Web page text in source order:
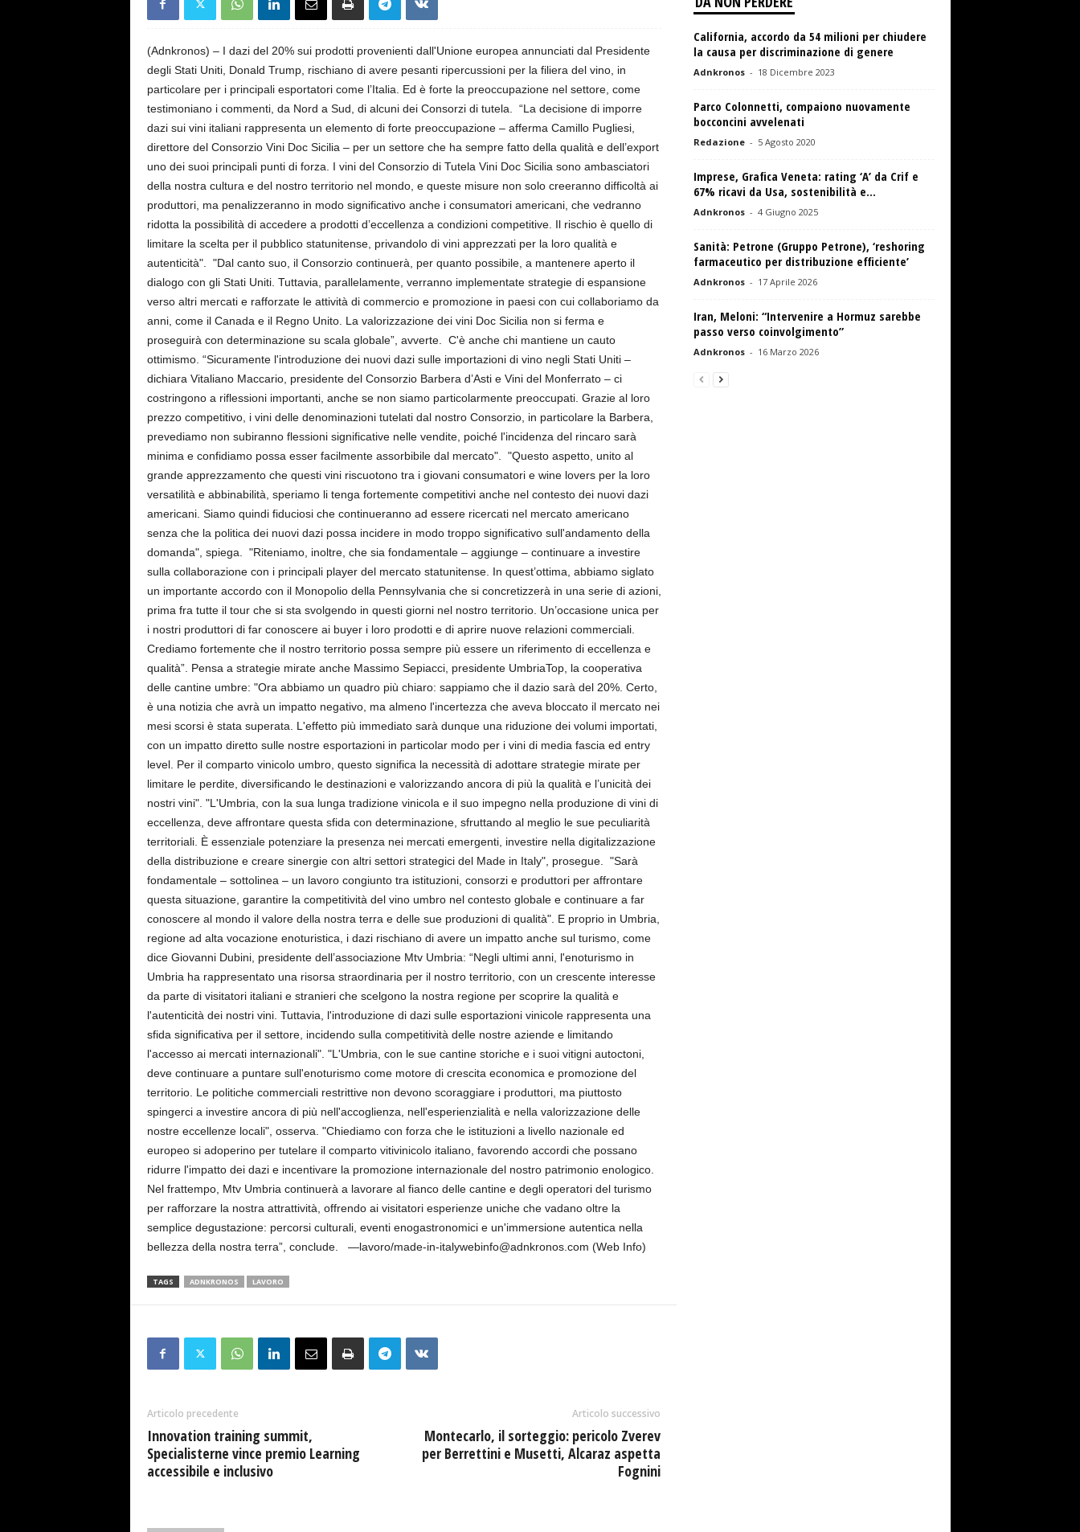
(Adnkronos) – I dazi del 20% sui prodotti provenienti dall'Unione europea annunciati dal Presidente
degli Stati Uniti, Donald Trump, rischiano di avere pesanti ripercussioni per la filiera del vino, in
particolare per i principali esportatori come l’Italia. Ed è forte la preoccupazione nel settore, come
testimoniano i commenti, da Nord a Sud, di alcuni dei Consorzi di tutela. “La decisione di imporre
dazi sui vini italiani rappresenta un elemento di forte preoccupazione – afferma Camillo Pugliesi,
direttore del Consorzio Vini Doc Sicilia – per un settore che ha sempre fatto della qualità e dell’export
uno dei suoi principali punti di forza. I vini del Consorzio di Tutela Vini Doc Sicilia sono ambasciatori
della nostra cultura e del nostro territorio nel mondo, e queste misure non solo creeranno difficoltà ai
produttori, ma penalizzeranno in modo significativo anche i consumatori americani, che vedranno
ridotta la possibilità di accedere a prodotti d’eccellenza a condizioni competitive. Il rischio è quello di
limitare la scelta per il pubblico statunitense, privandolo di vini apprezzati per la loro qualità e
autenticità". "Dal canto suo, il Consorzio continuerà, per quanto possibile, a mantenere aperto il
dialogo con gli Stati Uniti. Tuttavia, parallelamente, verranno implementate strategie di espansione
verso altri mercati e rafforzate le attività di commercio e promozione in paesi con cui collaboriamo da
anni, come il Canada e il Regno Unito. La valorizzazione dei vini Doc Sicilia non si ferma e
proseguirà con determinazione su scala globale”, avverte. C'è anche chi mantiene un cauto
ottimismo. “Sicuramente l'introduzione dei nuovi dazi sulle importazioni di vino negli Stati Uniti –
dichiara Vitaliano Maccario, presidente del Consorzio Barbera d’Asti e Vini del Monferrato – ci
costringono a riflessioni importanti, anche se non siamo particolarmente preoccupati. Grazie al loro
prezzo competitivo, i vini delle denominazioni tutelati dal nostro Consorzio, in particolare la Barbera,
prevediamo non subiranno flessioni significative nelle vendite, poiché l'incidenza del rincaro sarà
minima e confidiamo possa esser facilmente assorbibile dal mercato". "Questo aspetto, unito al
grande apprezzamento che questi vini riscuotono tra i giovani consumatori e wine lovers per la loro
versatilità e abbinabilità, speriamo li tenga fortemente competitivi anche nel contesto dei nuovi dazi
americani. Siamo quindi fiduciosi che continueranno ad essere ricercati nel mercato americano
senza che la politica dei nuovi dazi possa incidere in modo troppo significativo sull'andamento della
domanda", spiega. "Riteniamo, inoltre, che sia fondamentale – aggiunge – continuare a investire
sulla collaborazione con i principali player del mercato statunitense. In quest’ottima, abbiamo siglato
un importante accordo con il Monopolio della Pennsylvania che si concretizzerà in una serie di azioni,
prima fra tutte il tour che si sta svolgendo in questi giorni nel nostro territorio. Un’occasione unica per
i nostri produttori di far conoscere ai buyer i loro prodotti e di aprire nuove relazioni commerciali.
Crediamo fortemente che il nostro territorio possa sempre più essere un riferimento di eccellenza e
qualità”. Pensa a strategie mirate anche Massimo Sepiacci, presidente UmbriaTop, la cooperativa
delle cantine umbre: "Ora abbiamo un quadro più chiaro: sappiamo che il dazio sarà del 20%. Certo,
è una notizia che avrà un impatto negativo, ma almeno l'incertezza che aveva bloccato il mercato nei
mesi scorsi è stata superata. L'effetto più immediato sarà dunque una riduzione dei volumi importati,
con un impatto diretto sulle nostre esportazioni in particolar modo per i vini di media fascia ed entry
level. Per il comparto vinicolo umbro, questo significa la necessità di adottare strategie mirate per
limitare le perdite, diversificando le destinazioni e valorizzando ancora di più la qualità e l’unicità dei
nostri vini". "L'Umbria, con la sua lunga tradizione vinicola e il suo impegno nella produzione di vini di
eccellenza, deve affrontare questa sfida con determinazione, sfruttando al meglio le sue peculiarità
territoriali. È essenziale potenziare la presenza nei mercati emergenti, investire nella digitalizzazione
della distribuzione e creare sinergie con altri settori strategici del Made in Italy", prosegue. "Sarà
fondamentale – sottolinea – un lavoro congiunto tra istituzioni, consorzi e produttori per affrontare
questa situazione, garantire la competitività del vino umbro nel contesto globale e continuare a far
conoscere al mondo il valore della nostra terra e delle sue produzioni di qualità". E proprio in Umbria,
regione ad alta vocazione enoturistica, i dazi rischiano di avere un impatto anche sul turismo, come
dice Giovanni Dubini, presidente dell’associazione Mtv Umbria: “Negli ultimi anni, l'enoturismo in
Umbria ha rappresentato una risorsa straordinaria per il nostro territorio, con un crescente interesse
da parte di visitatori italiani e stranieri che scelgono la nostra regione per scoprire la qualità e
l'autenticità dei nostri vini. Tuttavia, l'introduzione di dazi sulle esportazioni vinicole rappresenta una
sfida significativa per il settore, incidendo sulla competitività delle nostre aziende e limitando
l'accesso ai mercati internazionali". "L'Umbria, con le sue cantine storiche e i suoi vitigni autoctoni,
deve continuare a puntare sull'enoturismo come motore di crescita economica e promozione del
territorio. Le politiche commerciali restrittive non devono scoraggiare i produttori, ma piuttosto
spingerci a investire ancora di più nell'accoglienza, nell'esperienzialità e nella valorizzazione delle
nostre eccellenze locali", osserva. "Chiediamo con forza che le istituzioni a livello nazionale ed
europeo si adoperino per tutelare il comparto vitivinicolo italiano, favorendo accordi che possano
ridurre l'impatto dei dazi e incentivare la promozione internazionale del nostro patrimonio enologico.
Nel frattempo, Mtv Umbria continuerà a lavorare al fianco delle cantine e degli operatori del turismo
per rafforzare la nostra attrattività, offrendo ai visitatori esperienze uniche che vadano oltre la
semplice degustazione: percorsi culturali, eventi enogastronomici e un'immersione autentica nella
bellezza della nostra terra”, conclude. —lavoro/made-in-italywebinfo@adnkronos.com (Web Info)
TAGS ADNKRONOS LAVORO
Articolo precedente
Innovation training summit,
Specialisterne vince premio Learning
accessibile e inclusivo
Articolo successivo
Montecarlo, il sorteggio: pericolo Zverev
per Berrettini e Musetti, Alcaraz aspetta
Fognini
California, accordo da 54 milioni per chiudere
la causa per discriminazione di genere
Adnkronos - 18 Dicembre 2023
Parco Colonnetti, compaiono nuovamente
bocconcini avvelenati
Redazione - 5 Agosto 2020
Imprese, Grafica Veneta: rating ‘A’ da Crif e
67% ricavi da Usa, sostenibilità e...
Adnkronos - 4 Giugno 2025
Sanità: Petrone (Gruppo Petrone), ‘reshoring
farmaceutico per distribuzione efficiente’
Adnkronos - 17 Aprile 2026
Iran, Meloni: “Intervenire a Hormuz sarebbe
passo verso coinvolgimento”
Adnkronos - 16 Marzo 2026